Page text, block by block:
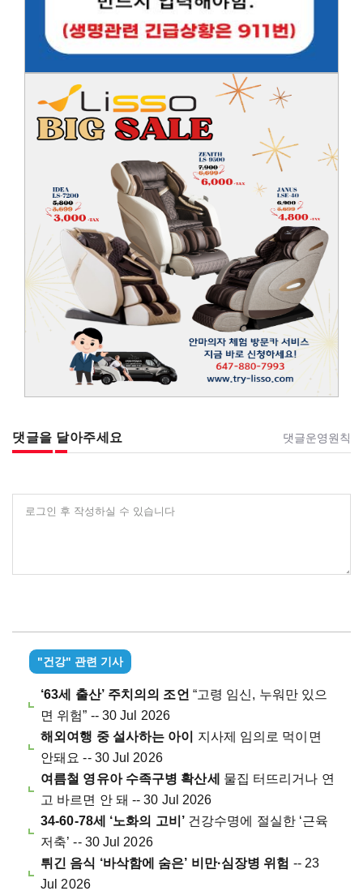
댓글을 달아주세요 댓글운영원칙
로그인 후 작성하실 수 있습니다
"건강" 관련 기사
‘63세 출산’ 주치의의 조언 “고령 임신, 누워만 있으
면 위험” -- 30 Jul 2026
해외여행 중 설사하는 아이
지사제 임의로 먹이면
안돼요 -- 30 Jul 2026
여름철 영유아 수족구병 확산세
물집 터뜨리거나 연
고 바르면 안 돼 -- 30 Jul 2026
34-60-78세 ‘노화의 고비’건강수명에 절실한 ‘근육
저축’ -- 30 Jul 2026
튀긴 음식 ‘바삭함에 숨은’ 비만·심장병 위험 -- 23
Jul 2026